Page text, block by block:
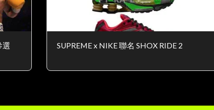
選
SUPREME x NIKE 聯名 SHOX RIDE 2